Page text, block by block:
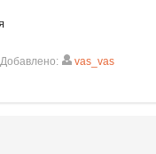
Добавлено: vas_vas